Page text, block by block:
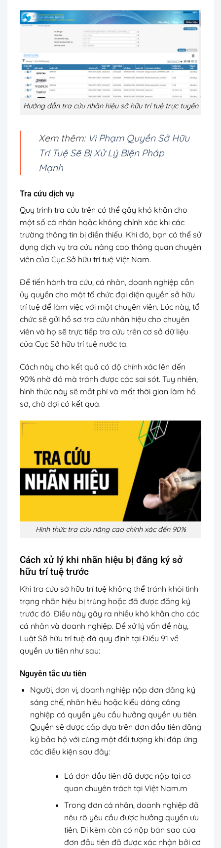
Hướng dẫn tra cứu nhãn hiệu sở hữu trí tuệ trực tuyến
Xem thêm: Vi Phạm Quyền Sở Hữu
Trí Tuệ Sẽ Bị Xử Lý Biện Pháp
Mạnh
Tra cứu dịch vụ
Quy trình tra cứu trên có thể gây khó khăn cho
một số cá nhân hoặc không chính xác khi các
trường thông tin bị điền thiếu. Khi đó, bạn có thể sử
dụng dịch vụ tra cứu nâng cao thông quan chuyên
viên của Cục Sở hữu trí tuệ Việt Nam.
Để tiến hành tra cứu, cá nhân, doanh nghiệp cần
ủy quyền cho một tổ chức đại diện quyền sở hữu
trí tuệ để làm việc với một chuyên viên. Lúc này, tổ
chức sẽ gửi hồ sơ tra cứu nhãn hiệu cho chuyên
viên và họ sẽ trực tiếp tra cứu trên cơ sở dữ liệu
của Cục Sở hữu trí tuệ nước ta.
Cách này cho kết quả có độ chính xác lên đến
90% nhờ đó mà tránh được các sai sót. Tuy nhiên,
hình thức này sẽ mất phí và mất thời gian làm hồ
sơ, chờ đợi có kết quả.
Hình thức tra cứu nâng cao chính xác đến 90%
Cách xử lý khi nhãn hiệu bị đăng ký sở
hữu trí tuệ trước
Khi tra cứu sở hữu trí tuệ không thể tránh khỏi tình
trạng nhãn hiệu bị trùng hoặc đã được đăng ký
trước đó. Điều này gây ra nhiều khó khăn cho các
cá nhân và doanh nghiệp. Để xử lý vấn đề này,
Luật Sở hữu trí tuệ đã quy định tại Điều 91 về
quyền ưu tiên như sau:
Nguyên tắc ưu tiên
Người, đơn vị, doanh nghiệp nộp đơn đăng ký
sáng chế, nhãn hiệu hoặc kiểu dáng công
nghiệp có quyền yêu cầu hưởng quyền ưu tiên.
Quyền sẽ được cấp dựa trên đơn đầu tiên đăng
ký bảo hộ với cùng một đối tượng khi đáp ứng
các điều kiện sau đây:
Lá đơn đầu tiên đã được nộp tại cơ
quan chuyên trách tại Việt Nam.m
Trong đơn cá nhân, doanh nghiệp đã
nêu rõ yêu cầu được hưởng quyền ưu
tiên. Đi kèm còn có nộp bản sao của
đơn đầu tiên đã được xác nhận bởi cơ